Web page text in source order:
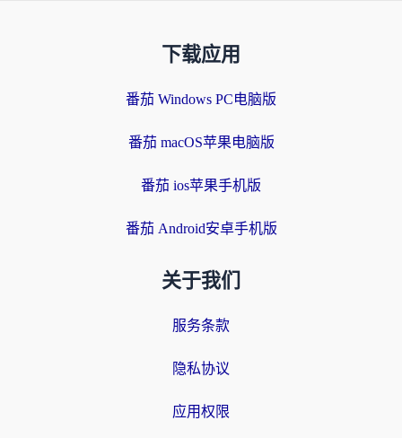
下载应用
番茄 Windows PC电脑版
番茄 macOS苹果电脑版
番茄 ios苹果手机版
番茄 Android安卓手机版
关于我们
服务条款
隐私协议
应用权限